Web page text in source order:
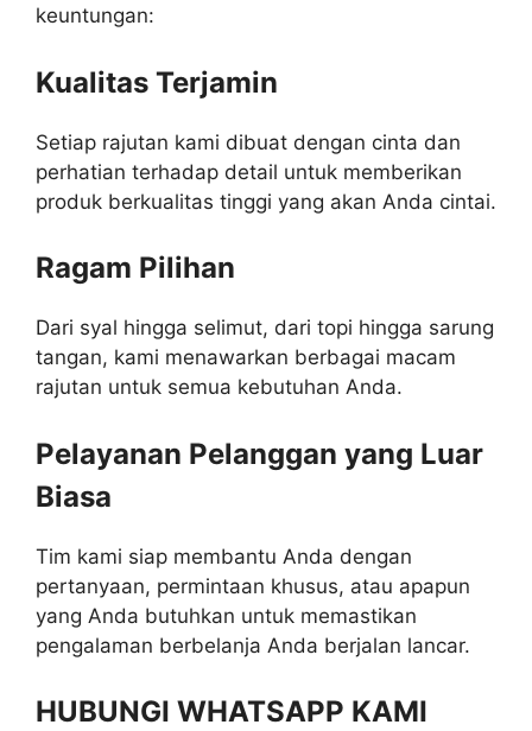
keuntungan:
Kualitas Terjamin
Setiap rajutan kami dibuat dengan cinta dan
perhatian terhadap detail untuk memberikan
produk berkualitas tinggi yang akan Anda cintai.
Ragam Pilihan
Dari syal hingga selimut, dari topi hingga sarung
tangan, kami menawarkan berbagai macam
rajutan untuk semua kebutuhan Anda.
Pelayanan Pelanggan yang Luar
Biasa
Tim kami siap membantu Anda dengan
pertanyaan, permintaan khusus, atau apapun
yang Anda butuhkan untuk memastikan
pengalaman berbelanja Anda berjalan lancar.
HUBUNGI WHATSAPP KAMI